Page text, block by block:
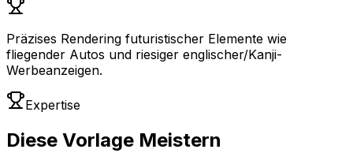
Präzises Rendering futuristischer Elemente wie
fliegender Autos und riesiger englischer/Kanji-
Werbeanzeigen.
Expertise
Diese Vorlage Meistern